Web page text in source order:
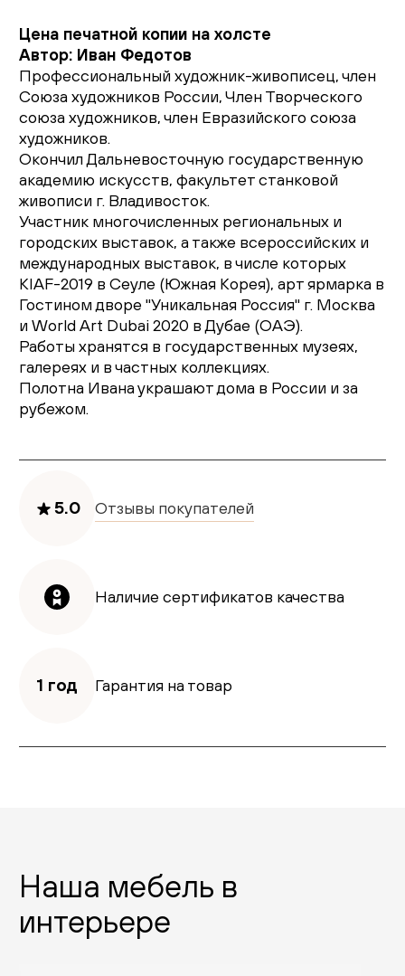
Цена печатной копии на холсте
Автор: Иван Федотов
Профессиональный художник-живописец, член
Союза художников России, Член Творческого
союза художников, член Евразийского союза
художников.
Окончил Дальневосточную государственную
академию искусств, факультет станковой
живописи г. Владивосток.
Участник многочисленных региональных и
городских выставок, а также всероссийских и
международных выставок, в числе которых
KIAF-2019 в Сеуле (Южная Корея), арт ярмарка в
Гостином дворе "Уникальная Россия" г. Москва
и World Art Dubai 2020 в Дубае (ОАЭ).
Работы хранятся в государственных музеях,
галереях и в частных коллекциях.
Полотна Ивана украшают дома в России и за
рубежом.
5.0 Отзывы покупателей
Наличие сертификатов качества
1 год Гарантия на товар
Наша мебель в
интерьере